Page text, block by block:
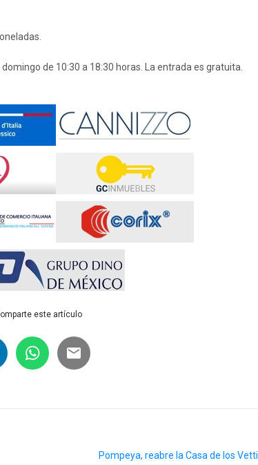
de 10:30 a 18:30 horas. La entrada es gratuita.
este artículo
Pompeya, reabre la Casa de los Vetti